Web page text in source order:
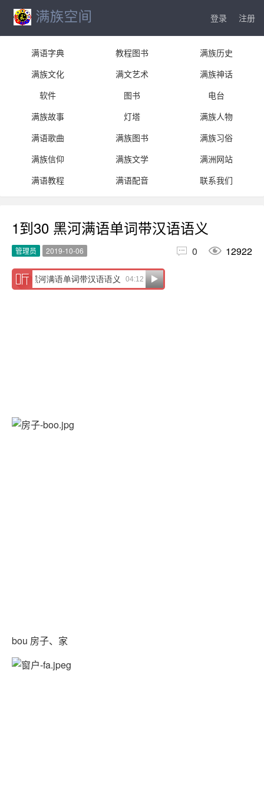
登录 注册
满语字典 教程图书
满族历史
满族文化
满文艺术
满族神话
软件
图书
电台
满族故事
灯塔
满族人物
满语歌曲
满族图书
满族习俗
满族信仰
满族文学
满洲网站
满语教程
满语配音 联系我们
1到30 黑河满语单词带汉语语义
管理员 2019-10-06  0  12922
bou 房子、家